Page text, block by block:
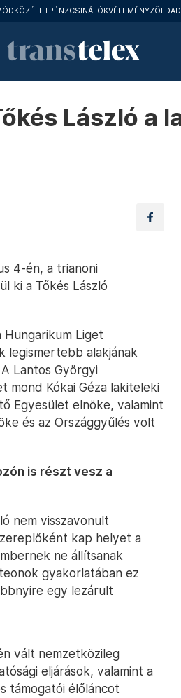
KÖZÉLETPÉNZCSINÁLÓKVÉLEMÉNYZÖLD
László a
4-én, a trianoni
ki a Tőkés László
Liget
legismertebb alakjának
Lantos Györgyi
mond Kókai Géza lakiteleki
Egyesület elnöke, valamint
és az Országgyűlés volt
is részt vesz a
nem visszavonult
kap helyet a
ne állítsanak
gyakorlatában ez
egy lezárult
vált nemzetközileg
eljárások, valamint a
támogatói élőláncot